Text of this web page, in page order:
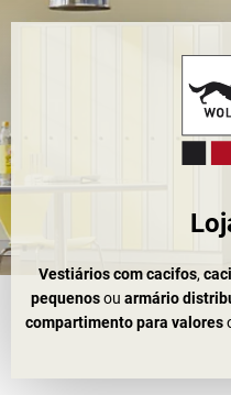
Vestiários com cacifos,
pequenosou armário
compartimento para valores